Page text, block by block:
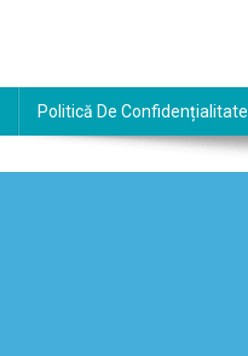
Politică De Confidențialitate